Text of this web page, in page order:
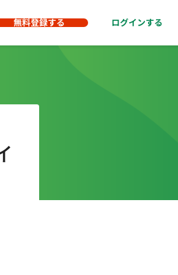
無料登録する ログインする